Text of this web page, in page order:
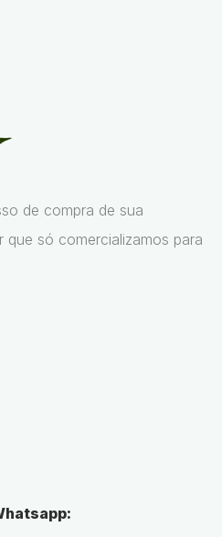
de compra de sua
que só comercializamos para